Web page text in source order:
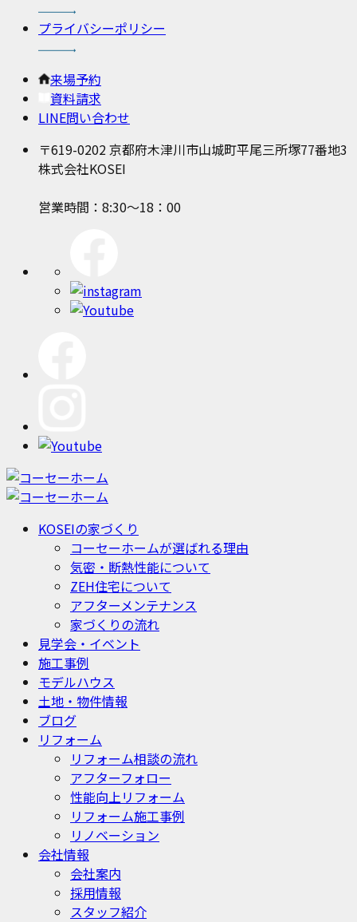
プライバシーポリシー
来場予約
資料請求
LINE問い合わせ
〒619-0202 京都府木津川市山城町平尾三所塚77番地3
株式会社KOSEI
営業時間：8:30～18：00
KOSEIの家づくり
コーセーホームが選ばれる理由
気密・断熱性能について
ZEH住宅について
アフターメンテナンス
家づくりの流れ
見学会・イベント
施工事例
モデルハウス
土地・物件情報
ブログ
リフォーム
リフォーム相談の流れ
アフターフォロー
性能向上リフォーム
リフォーム施工事例
リノベーション
会社情報
会社案内
採用情報
スタッフ紹介